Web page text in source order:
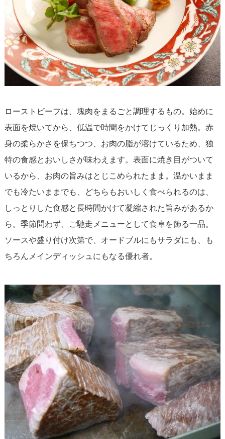
ローストビーフは、塊肉をまるごと調理するもの。始めに
表面を焼いてから、低温で時間をかけてじっくり加熱。赤
身の柔らかさを保ちつつ、お肉の脂が溶けているため、独
特の食感とおいしさが味わえます。表面に焼き目がついて
いるから、お肉の旨みはとじこめられたまま。温かいまま
でも冷たいままでも、どちらもおいしく食べられるのは、
しっとりした食感と長時間かけて凝縮された旨みがあるか
ら。季節問わず、ご馳走メニューとして食卓を飾る一品。
ソースや盛り付け次第で、オードブルにもサラダにも、も
ちろんメインディッシュにもなる優れ者。